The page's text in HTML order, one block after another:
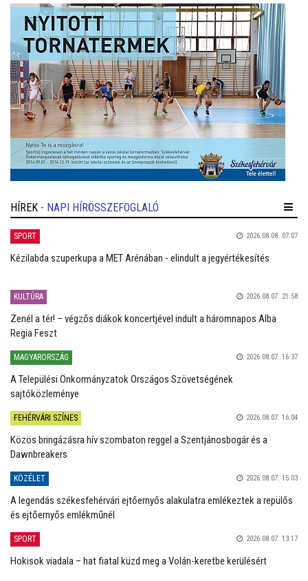
HÍREK - NAPI HÍRÖSSZEFOGLALÓ
SPORT 2026.08.08. 07:07
Kézilabda szuperkupa a MET Arénában - elindult a jegyértékesítés
KULTÚRA 2026.08.07. 21:58
Zenél a tér! – végzős diákok koncertjével indult a háromnapos Alba
Regia Feszt
MAGYARORSZÁG 2026.08.07. 16:37
A Települési Önkormányzatok Országos Szövetségének
sajtóközleménye
FEHÉRVÁRI SZÍNES 2026.08.07. 16:04
Közös bringázásra hív szombaton reggel a Szentjánosbogár és a
Dawnbreakers
KÖZÉLET 2026.08.07. 15:03
A legendás székesfehérvári ejtőernyős alakulatra emlékeztek a repülős
és ejtőernyős emlékműnél
SPORT 2026.08.07. 13:17
Hokisok viadala – hat fiatal küzd meg a Volán-keretbe kerülésért